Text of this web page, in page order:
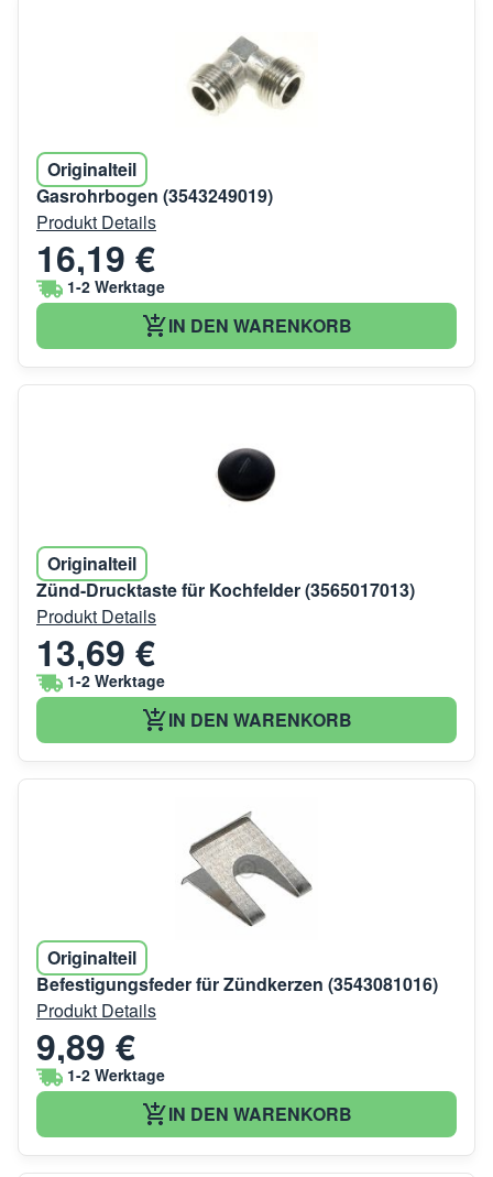
Originalteil
Gasrohrbogen (3543249019)
Produkt Details
16,19 €
1-2 Werktage
IN DEN WARENKORB
Originalteil
Zünd-Drucktaste für Kochfelder (3565017013)
Produkt Details
13,69 €
1-2 Werktage
IN DEN WARENKORB
Originalteil
Befestigungsfeder für Zündkerzen (3543081016)
Produkt Details
9,89 €
1-2 Werktage
IN DEN WARENKORB